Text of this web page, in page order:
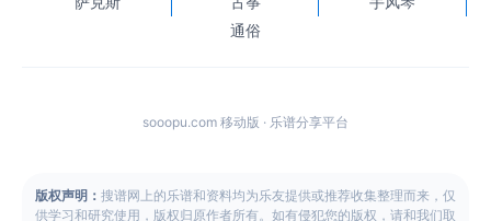
通俗
sooopu.com 移动版 · 乐谱分享平台
版权声明： 搜谱网上的乐谱和资料均为乐友提供或推荐收集整理而来，仅
供学习和研究使用，版权归原作者所有。如有侵犯您的版权，请和我们取